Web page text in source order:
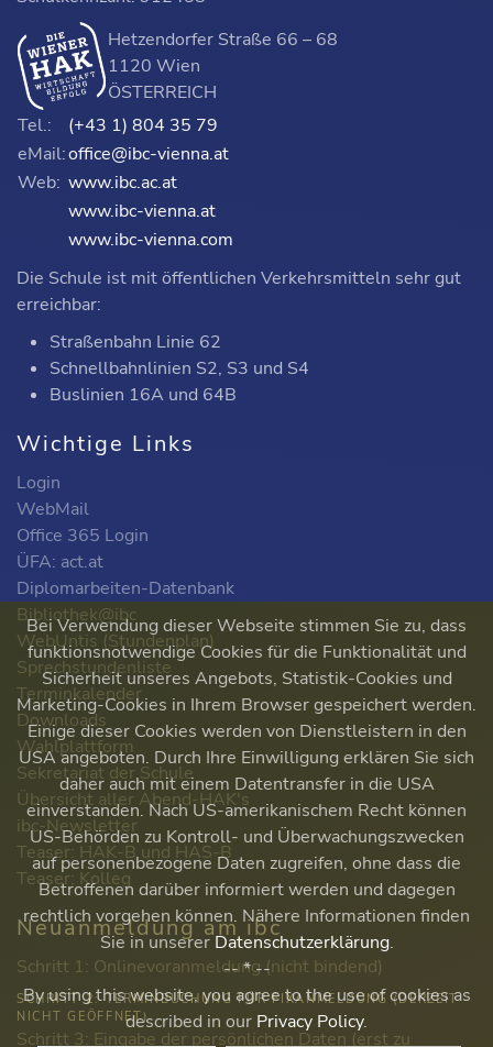
Hetzendorfer Straße 66 – 68
1120 Wien
ÖSTERREICH
Tel.:
(+43 1) 804 35 79
eMail:office@ibc-vienna.at
Web: www.ibc.ac.at
www.ibc-vienna.at
www.ibc-vienna.com
Die Schule ist mit öffentlichen Verkehrsmitteln sehr gut
erreichbar:
Straßenbahn Linie 62
Schnellbahnlinien S2, S3 und S4
Buslinien 16A und 64B
Wichtige Links
Login
WebMail
Office 365 Login
ÜFA: act.at
Diplomarbeiten-Datenbank
Bibliothek@ibc
WebUntis (Stundenplan)
Sprechstundenliste
Terminkalender
Downloads
Wahlplattform
Sekretariat der Schule
Übersicht aller Abend-HAK's
ibc-Newsletter
Teaser: HAK-B und HAS-B
Teaser: Kolleg
Neuanmeldung am ibc
Schritt 1: Onlinevoranmeldung (nicht bindend)
SCHRITT 2: TERMINBUCHUNG FÜR FIXANMELDUNG (DERZEIT
NICHT GEÖFFNET)
Schritt 3: Eingabe der persönlichen Daten (erst zu
Bei Verwendung dieser Webseite stimmen Sie zu, dass
funktionsnotwendige Cookies für die Funktionalität und
Sicherheit unseres Angebots, Statistik-Cookies und
Marketing-Cookies in Ihrem Browser gespeichert werden.
Einige dieser Cookies werden von Dienstleistern in den
USA angeboten. Durch Ihre Einwilligung erklären Sie sich
daher auch mit einem Datentransfer in die USA
einverstanden. Nach US-amerikanischem Recht können
US-Behörden zu Kontroll- und Überwachungszwecken
auf personenbezogene Daten zugreifen, ohne dass die
Betroffenen darüber informiert werden und dagegen
rechtlich vorgehen können. Nähere Informationen finden
Sie in unsererDatenschutzerklärung.
-- * --
By using this website, you agree to the use of cookies as
described in our Privacy Policy.